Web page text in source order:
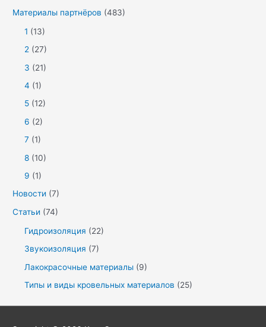
Материалы партнёров (483)
1 (13)
2 (27)
3 (21)
4 (1)
5 (12)
6 (2)
7 (1)
8 (10)
9 (1)
Новости (7)
Статьи (74)
Гидроизоляция (22)
Звукоизоляция (7)
Лакокрасочные материалы (9)
Типы и виды кровельных материалов (25)